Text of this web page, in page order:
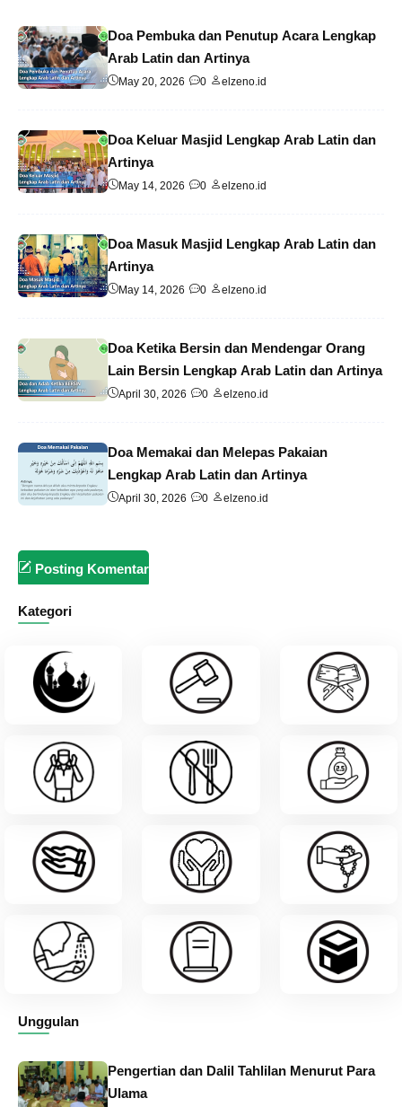
Doa Pembuka dan Penutup Acara Lengkap
Arab Latin dan Artinya
May 20, 2026 0 elzeno.id
Doa Keluar Masjid Lengkap Arab Latin dan
Artinya
May 14, 2026 0 elzeno.id
Doa Masuk Masjid Lengkap Arab Latin dan
Artinya
May 14, 2026 0 elzeno.id
Doa Ketika Bersin dan Mendengar Orang
Lain Bersin Lengkap Arab Latin dan Artinya
April 30, 2026 0 elzeno.id
Doa Memakai dan Melepas Pakaian
Lengkap Arab Latin dan Artinya
April 30, 2026 0 elzeno.id
Posting Komentar
Kategori
Unggulan
Pengertian dan Dalil Tahlilan Menurut Para
Ulama